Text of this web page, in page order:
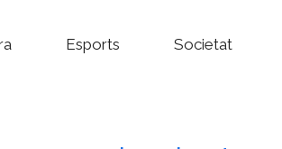
Esports Societat